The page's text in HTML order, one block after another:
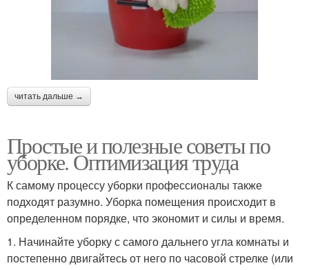
читать дальше →
Простые и полезные советы по
уборке. Оптимизация труда
К самому процессу уборки профессионалы также
подходят разумно. Уборка помещения происходит в
определенном порядке, что экономит и силы и время.
1. Начинайте уборку с самого дальнего угла комнаты и
постепенно двигайтесь от него по часовой стрелке (или